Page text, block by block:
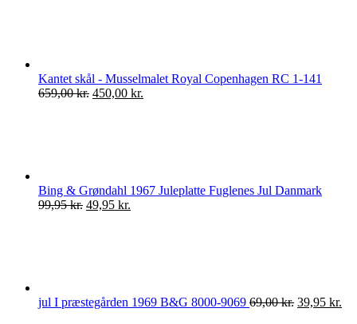
Kantet skål - Musselmalet Royal Copenhagen RC 1-141
659,00kr. Den
450,00 kr.
Bing & Grøndahl 1967 Juleplatte Fuglenes Jul Danmark
99,95kr. Den
49,95 kr.
jul I præstegården 1969 B&G 8000-9069 69,00kr. Den
39,95 kr.